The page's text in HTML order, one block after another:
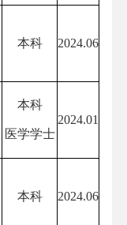
本科 2024.06
本科
医学学士
2024.01
本科 2024.06